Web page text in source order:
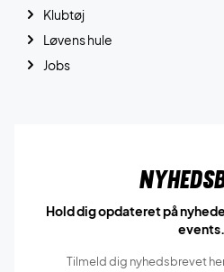
Klubtøj
Løvens hule
Jobs
Hold dig opdateret på
events.
Tilmeld dig nyhedsbrevet